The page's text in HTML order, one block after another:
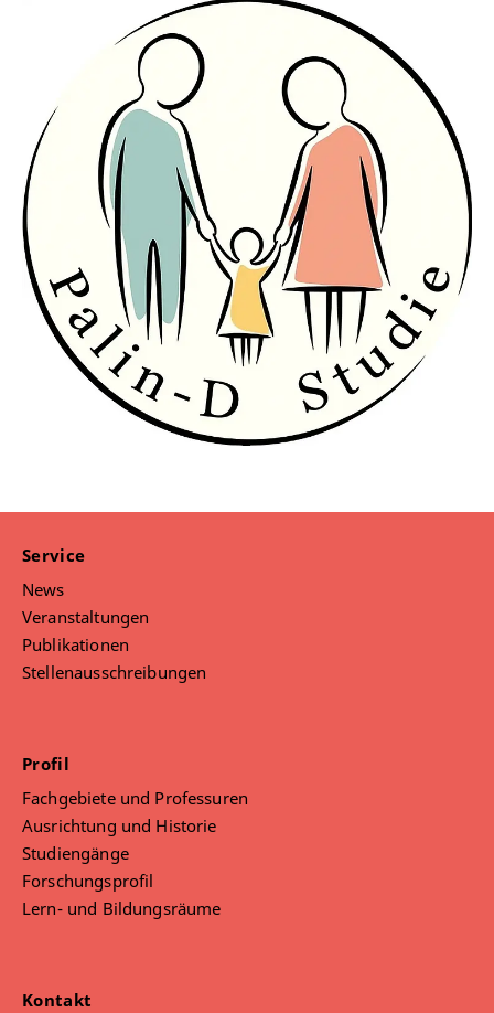
Service
News
Veranstaltungen
Publikationen
Stellenausschreibungen
Profil
Fachgebiete und Professuren
Ausrichtung und Historie
Studiengänge
Forschungsprofil
Lern- und Bildungsräume
Kontakt